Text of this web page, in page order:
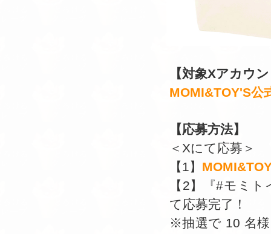
【対象Xアカウ
MOMI&TOY'S公
【応募方法】
＜Xにて応募＞
【1】
【2】『#モミ
て応募完了！
※抽選で 10 名